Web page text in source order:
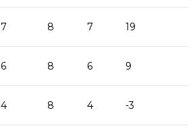
7 8 7 19
6 8 6 9
4 8 4 -3